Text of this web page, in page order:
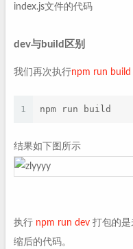
index.js文件的代码
dev与build区别
我们再次执行npm run build
1 npm run build
结果如下图所示
执行 npm run dev 打包的
缩后的代码。